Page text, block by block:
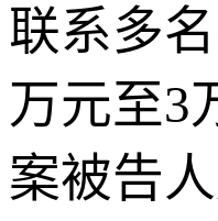
联系多
万元至3
案被告